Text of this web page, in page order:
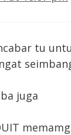
tu
juga